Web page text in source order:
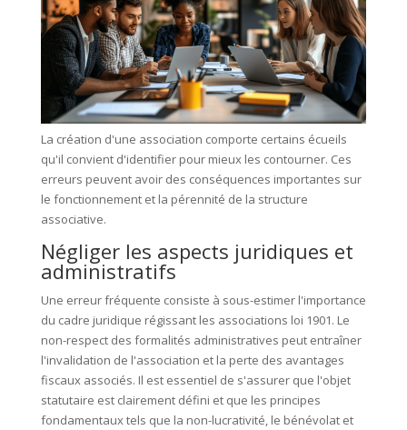
La création d'une association comporte certains écueils
qu'il convient d'identifier pour mieux les contourner. Ces
erreurs peuvent avoir des conséquences importantes sur
le fonctionnement et la pérennité de la structure
associative.
Négliger les aspects juridiques et
administratifs
Une erreur fréquente consiste à sous-estimer l'importance
du cadre juridique régissant les associations loi 1901. Le
non-respect des formalités administratives peut entraîner
l'invalidation de l'association et la perte des avantages
fiscaux associés. Il est essentiel de s'assurer que l'objet
statutaire est clairement défini et que les principes
fondamentaux tels que la non-lucrativité, le bénévolat et